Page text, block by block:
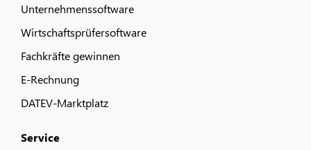
Unternehmenssoftware
Wirtschaftsprüfersoftware
Fachkräfte gewinnen
E-Rechnung
DATEV-Marktplatz
Service